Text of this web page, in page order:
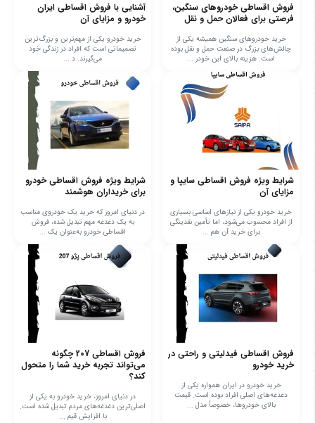
فروش اقساطی خودروهای سنگین،
فرصتی برای فعالان حمل و نقل
خرید خودروهای سنگین همیشه یکی از
چالش‌های بزرگ در صنعت حمل و نقل بوده
است. هزینه بالای این خودر ...
آشنایی با فروش اقساطی ایران
خودرو و مزایای آن
خرید خودرو یکی از مهم‌ترین و بزرگ‌ترین
تصمیماتی است که افراد در زندگی خود
می‌گیرند. د ...
شرایط ویژه فروش اقساطی سایپا و
مزایای آن
خرید خودرو یکی از نیازهای اساسی بسیاری
از افراد محسوب می‌شود، اما تأمین نقدینگی
برای خرید آن هم ...
شرایط ویژه فروش اقساطی خودرو
برای خریداران هوشمند
در دنیای امروز که خرید یک خودروی مناسب
به یک دغدغه مهم تبدیل شده، فروش
اقساطی خودرو به‌عنوان یک ...
فروش اقساطی فیدلیتی و راحتی در
خرید خودرو
خرید خودرو در ایران همواره یکی از
دغدغه‌های اصلی افراد بوده است. قیمت
بالای خودروها، خصوصاً مدل ...
فروش اقساطی 207 چگونه
می‌تواند تجربه خرید شما را متحول
کند؟
در دنیای امروز، خرید خودرو به یکی از
اصلی‌ترین دغدغه‌های مردم تبدیل شده است.
با افزایش قیم ...